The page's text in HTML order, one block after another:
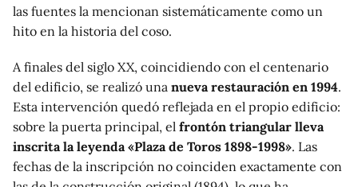
las fuentes la mencionan sistemáticamente como un
hito en la historia del coso.
A finales del siglo XX, coincidiendo con el centenario
del edificio, se realizó una nueva restauración en 1994.
Esta intervención quedó reflejada en el propio edificio:
sobre la puerta principal, el frontón triangular lleva
inscrita la leyenda «Plaza de Toros 1898-1998». Las
fechas de la inscripción no coinciden exactamente con